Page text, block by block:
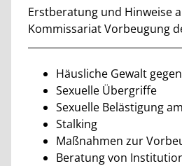
Kurzbeschreibung
Erstberatung und Hinweise
Kommissariat Vorbeugung
Beschreibung
Häusliche Gewalt
Sexuelle Übergriffe
Sexuelle Belästigung
Stalking
Maßnahmen zur
Beratung von